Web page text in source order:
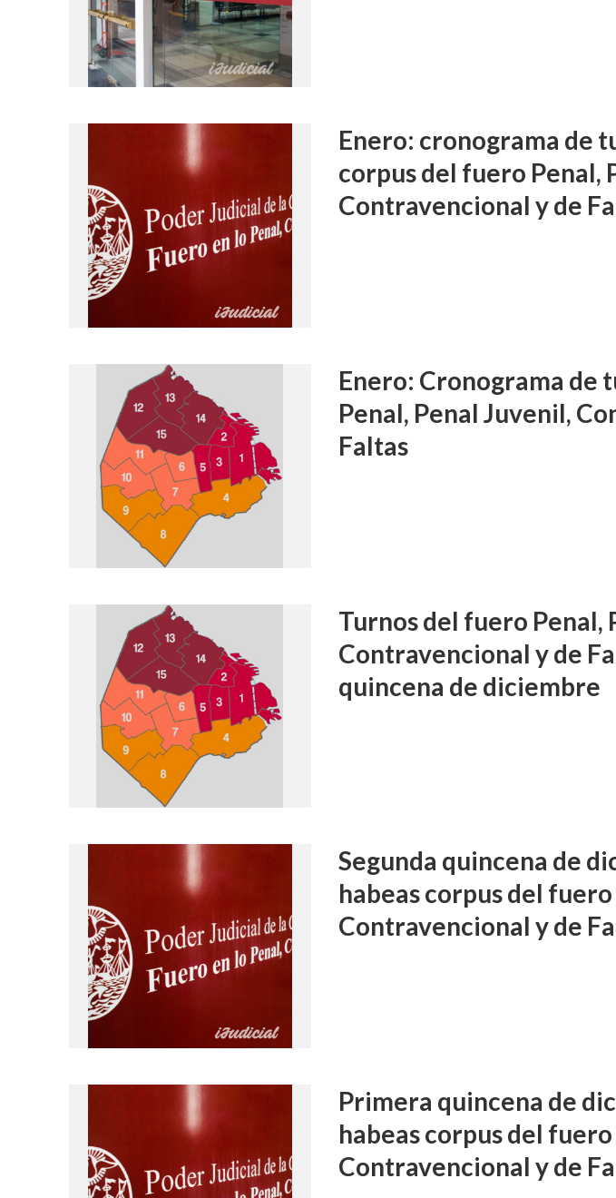
Enero: cronograma de
corpus del fuero Penal,
Contravencional y de
Enero: Cronograma de
Penal, Penal Juvenil,
Faltas
Turnos del fuero Penal,
Contravencional y de
quincena de diciembre
Segunda quincena de
habeas corpus del
Contravencional y de
Primera quincena de
habeas corpus del
Contravencional y de